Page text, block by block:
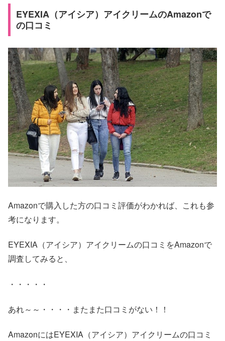
EYEXIA（アイシア）アイクリームのAmazonで
の口コミ
Amazonで購入した方の口コミ評価がわかれば、これも参
考になります。
EYEXIA（アイシア）アイクリームの口コミをAmazonで
調査してみると、
・・・・・
あれ～～・・・・またまた口コミがない！！
AmazonにはEYEXIA（アイシア）アイクリームの口コミ